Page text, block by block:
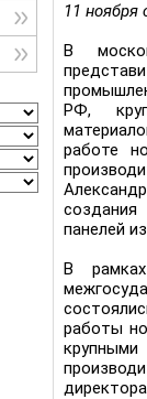
11 ноября
В
РФ,
работе
создания
панелей
В
работы